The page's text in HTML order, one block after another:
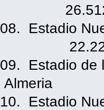
08.
09. Estadio
Almeria
10.